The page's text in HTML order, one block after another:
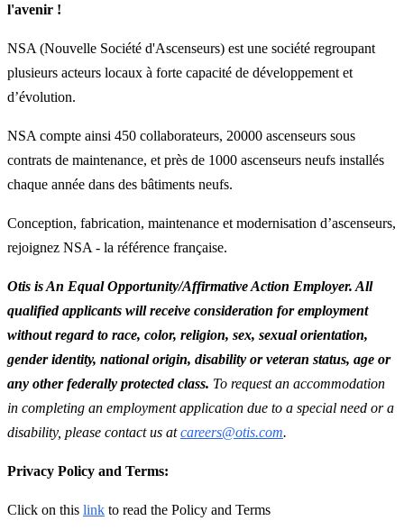
l'avenir !
NSA (Nouvelle Société d'Ascenseurs) est une société regroupant
plusieurs acteurs locaux à forte capacité de développement et
d’évolution.
NSA compte ainsi 450 collaborateurs, 20000 ascenseurs sous
contrats de maintenance, et près de 1000 ascenseurs neufs installés
chaque année dans des bâtiments neufs.
Conception, fabrication, maintenance et modernisation d’ascenseurs,
rejoignez NSA - la référence française.
Otis is An Equal Opportunity/Affirmative Action Employer. All
qualified applicants will receive consideration for employment
without regard to race, color, religion, sex, sexual orientation,
gender identity, national origin, disability or veteran status, age or
any other federally protected class. To request an accommodation
in completing an employment application due to a special need or a
disability, please contact us atcareers@otis.com.
Privacy Policy and Terms:
Click on this link to read the Policy and Terms